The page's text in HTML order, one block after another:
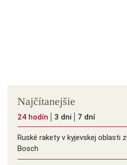
Najčítanejšie
24 hodín 3 dni 7 dní
Ruské rakety v kyjevskej oblasti
Bosch